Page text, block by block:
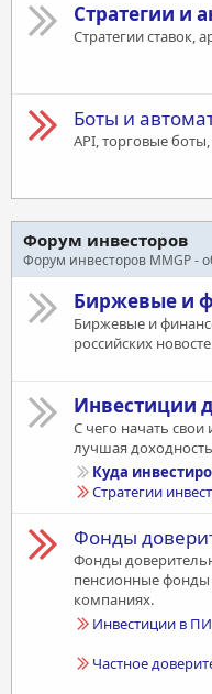
Стратегии и
Стратегии ставок,
Боты и
API, торговые
Форум инвесторов
Форум инвесторов MMGP -
Биржевые и
Биржевые и
российских
Инвестиции
С чего начать
лучшая
Куда
Стратегии
Фонды
Фонды
пенсионные
компаниях.
Инвестиции в
Частное